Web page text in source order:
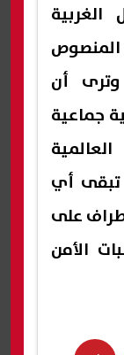
الغربية
المنصوص
أن
جماعية
تبقى أي
على
الأمن